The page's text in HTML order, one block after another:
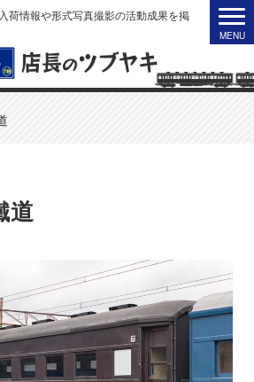
荷情報や形式写真撮影の活動成果を掲
道